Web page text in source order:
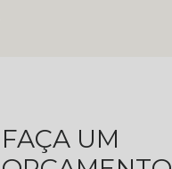
FAÇA UM